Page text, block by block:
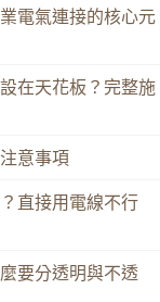
電氣連接的核心元
在天花板？完整施
意事項
直接用電線不行
要分透明與不透